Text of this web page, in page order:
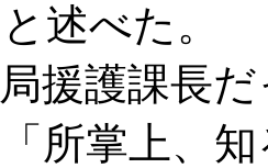
述べた。
援護課長だ
「所掌上、